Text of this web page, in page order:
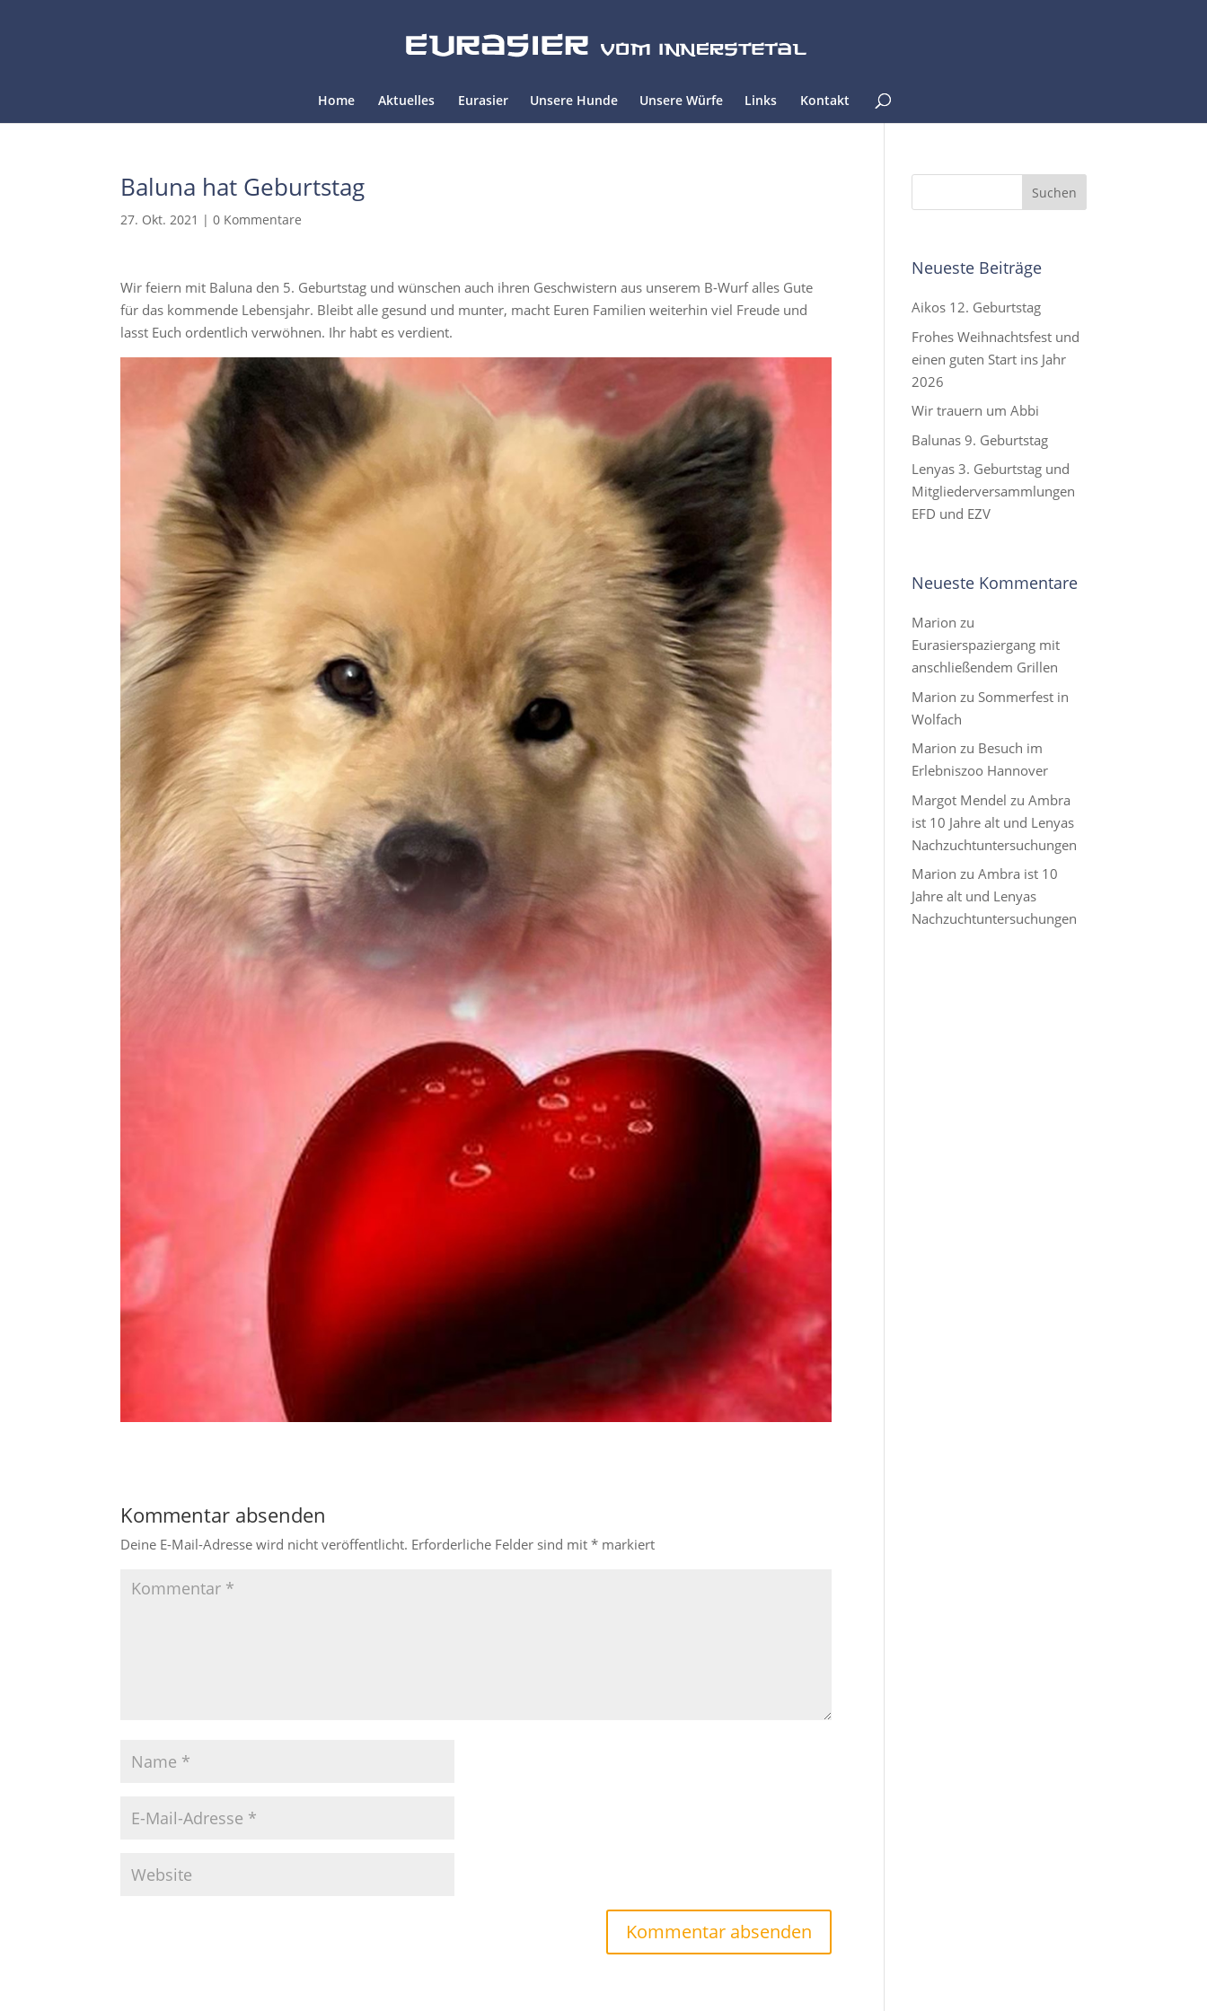
Home Aktuelles Eurasier Unsere Hunde Unsere Würfe Links Kontakt
Baluna hat Geburtstag
27. Okt. 2021 |0 Kommentare
Wir feiern mit Baluna den 5. Geburtstag und wünschen auch ihren Geschwistern aus unserem B-Wurf alles Gute
für das kommende Lebensjahr. Bleibt alle gesund und munter, macht Euren Familien weiterhin viel Freude und
lasst Euch ordentlich verwöhnen. Ihr habt es verdient.
Kommentar absenden
Deine E-Mail-Adresse wird nicht veröffentlicht. Erforderliche Felder sind mit* markiert
Neueste Beiträge
Aikos 12. Geburtstag
Frohes Weihnachtsfest und
einen guten Start ins Jahr
2026
Wir trauern um Abbi
Balunas 9. Geburtstag
Lenyas 3. Geburtstag und
Mitgliederversammlungen
EFD und EZV
Neueste Kommentare
Marion zu
Eurasierspaziergang mit
anschließendem Grillen
Marion zu Sommerfest in
Wolfach
Marion zu Besuch im
Erlebniszoo Hannover
Margot Mendel zuAmbra
ist 10 Jahre alt und Lenyas
Nachzuchtuntersuchungen
Marion zuAmbra ist 10
Jahre alt und Lenyas
Nachzuchtuntersuchungen